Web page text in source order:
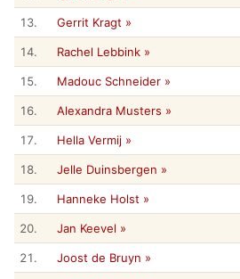
13. Gerrit Kragt »
14. Rachel Lebbink »
15. Madouc Schneider »
16. Alexandra Musters »
17. Hella Vermij »
18. Jelle Duinsbergen »
19. Hanneke Holst »
20. Jan Keevel »
21. Joost de Bruyn »